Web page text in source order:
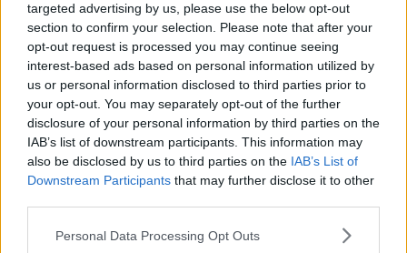
targeted advertising by us, please use the below opt-out
section to confirm your selection. Please note that after your
opt-out request is processed you may continue seeing
interest-based ads based on personal information utilized by
us or personal information disclosed to third parties prior to
your opt-out. You may separately opt-out of the further
disclosure of your personal information by third parties on the
IAB’s list of downstream participants. This information may
also be disclosed by us to third parties on the IAB’s List of
Downstream Participants that may further disclose it to other
Personal Data Processing Opt Outs
I lavori più richiesti
Operai Addetti Ai Servizi di Igiene e Pulizia39
Professioni Qualificate Nei Servizi Sanitari e Sociali32
Addetti Alla Gestione Dei Magazzini e Professioni
Assimilate27
Addetti All'assistenza Personale25
Orario Lavoro
Part Time251
Lavoro a Turni144